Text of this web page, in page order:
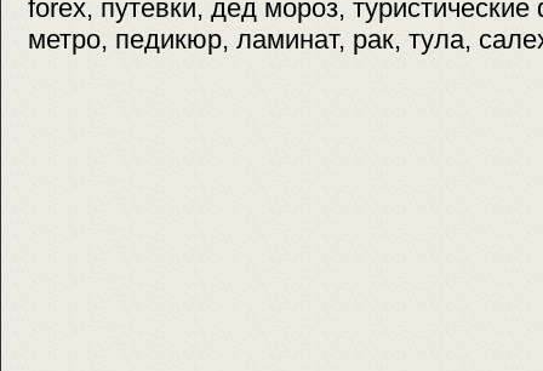
forex, путевки, дед мороз,
метро, педикюр, ламинат, рак, тула,